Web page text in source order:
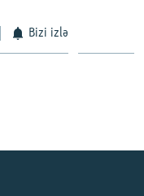
Bizi izlə